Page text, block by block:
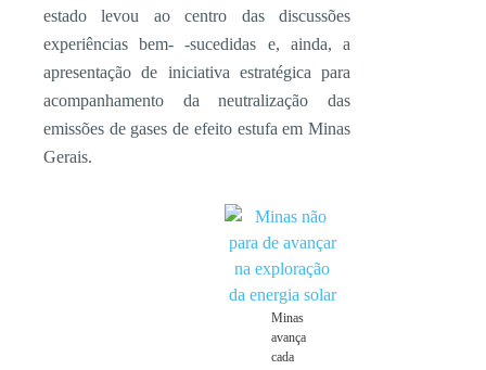
estado levou ao centro das discussões
experiências bem- -sucedidas e, ainda, a
apresentação de iniciativa estratégica para
acompanhamento da neutralização das
emissões de gases de efeito estufa em Minas
Gerais.
Minas
avança
cada